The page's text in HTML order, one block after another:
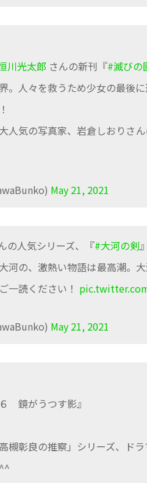
川光太郎 さんの新刊『#滅びの
。人々を救うため少女の最後
人気の写真家、岩倉しおりさ
May 21, 2021
の人気シリーズ、『#大河の剣
河の、激熱い物語は最高潮。
読ください！
May 21, 2021
鏡がうつす影』
槻彰良の推察」シリーズ、